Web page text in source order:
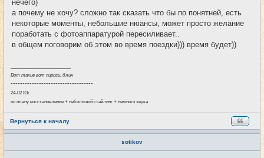
нечего)
а почему не хочу? сложно так сказать что бы по понятней, есть
некоторые моменты, небольшие нюансы, может просто желание
поработать с фотоаппаратурой пересиливает..
в общем поговорим об этом во время поездки))) время будет))
Вот такие вот пироги, блин
-----------------------------------
24-02 83г.
по плану восстановление + небольшой стайлинг + немного звука
Вернуться к началу
sotikov